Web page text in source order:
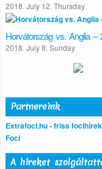
2018. July 12. Thursday
Horvátország vs. Anglia –
2018. July 8. Sunday
Partnereink
Extrafoci.hu - friss focihírek
Foci
A híreket